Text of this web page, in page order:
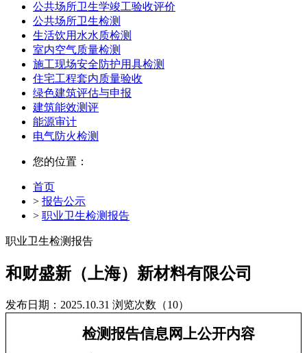
公共场所卫生学竣工验收评价
公共场所卫生检测
生活饮用水水质检测
室内空气质量检测
施工现场安全防护用具检测
住宅工程套内质量验收
绿色建筑评估与申报
建筑能效测评
能源审计
电气防火检测
您的位置：
首页
> 报告公示
> 职业卫生检测报告
职业卫生检测报告
和财盛新（上海）新材料有限公司
发布日期：2025.10.31 浏览次数（10）
检测报告信息网上公开内容